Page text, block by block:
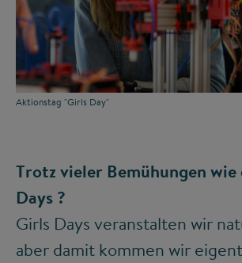
Aktionstag "Girls Day"
Trotz vieler Bemühungen wie
Days ?
Girls Days veranstalten wir
aber damit kommen wir